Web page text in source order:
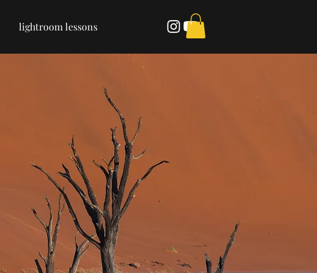
lightroom lessons